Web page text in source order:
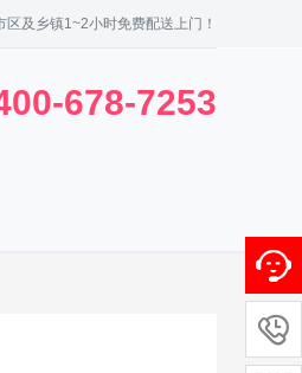
及乡镇1~2小时免费配送上门！
678-7253
